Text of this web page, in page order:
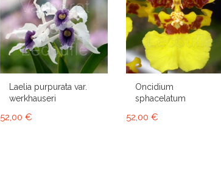
Laelia purpurata var.
werkhauseri
52,00 €
Oncidium
sphacelatum
52,00 €